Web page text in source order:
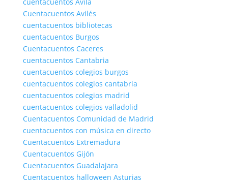
Cuentacuentos Avilés
cuentacuentos bibliotecas
cuentacuentos Burgos
Cuentacuentos Caceres
cuentacuentos Cantabria
cuentacuentos colegios burgos
cuentacuentos colegios cantabria
cuentacuentos colegios madrid
cuentacuentos colegios valladolid
Cuentacuentos Comunidad de Madrid
cuentacuentos con música en directo
Cuentacuentos Extremadura
Cuentacuentos Gijón
Cuentacuentos Guadalajara
Cuentacuentos halloween Asturias